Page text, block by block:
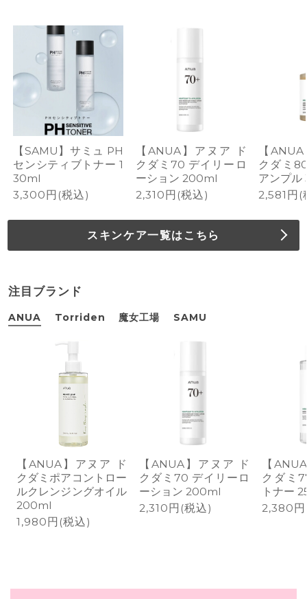
【SAMU】サミュ PH
センシティブトナー 1
30ml
3,300円(税込)
【ANUA】アヌア ド
クダミ70 デイリーロ
ーション 200ml
2,310円(税込)
【
クダミ
アンプ
2,581円(
スキンケア一覧はこちら
注目ブランド
ANUA Torriden 魔女工場 SAMU
【ANUA】アヌア ド
クダミポアコントロー
ルクレンジングオイル
200ml
1,980円(税込)
【ANUA】アヌア ド
クダミ70 デイリーロ
ーション 200ml
2,310円(税込)
【
クダミ
トナー
2,380